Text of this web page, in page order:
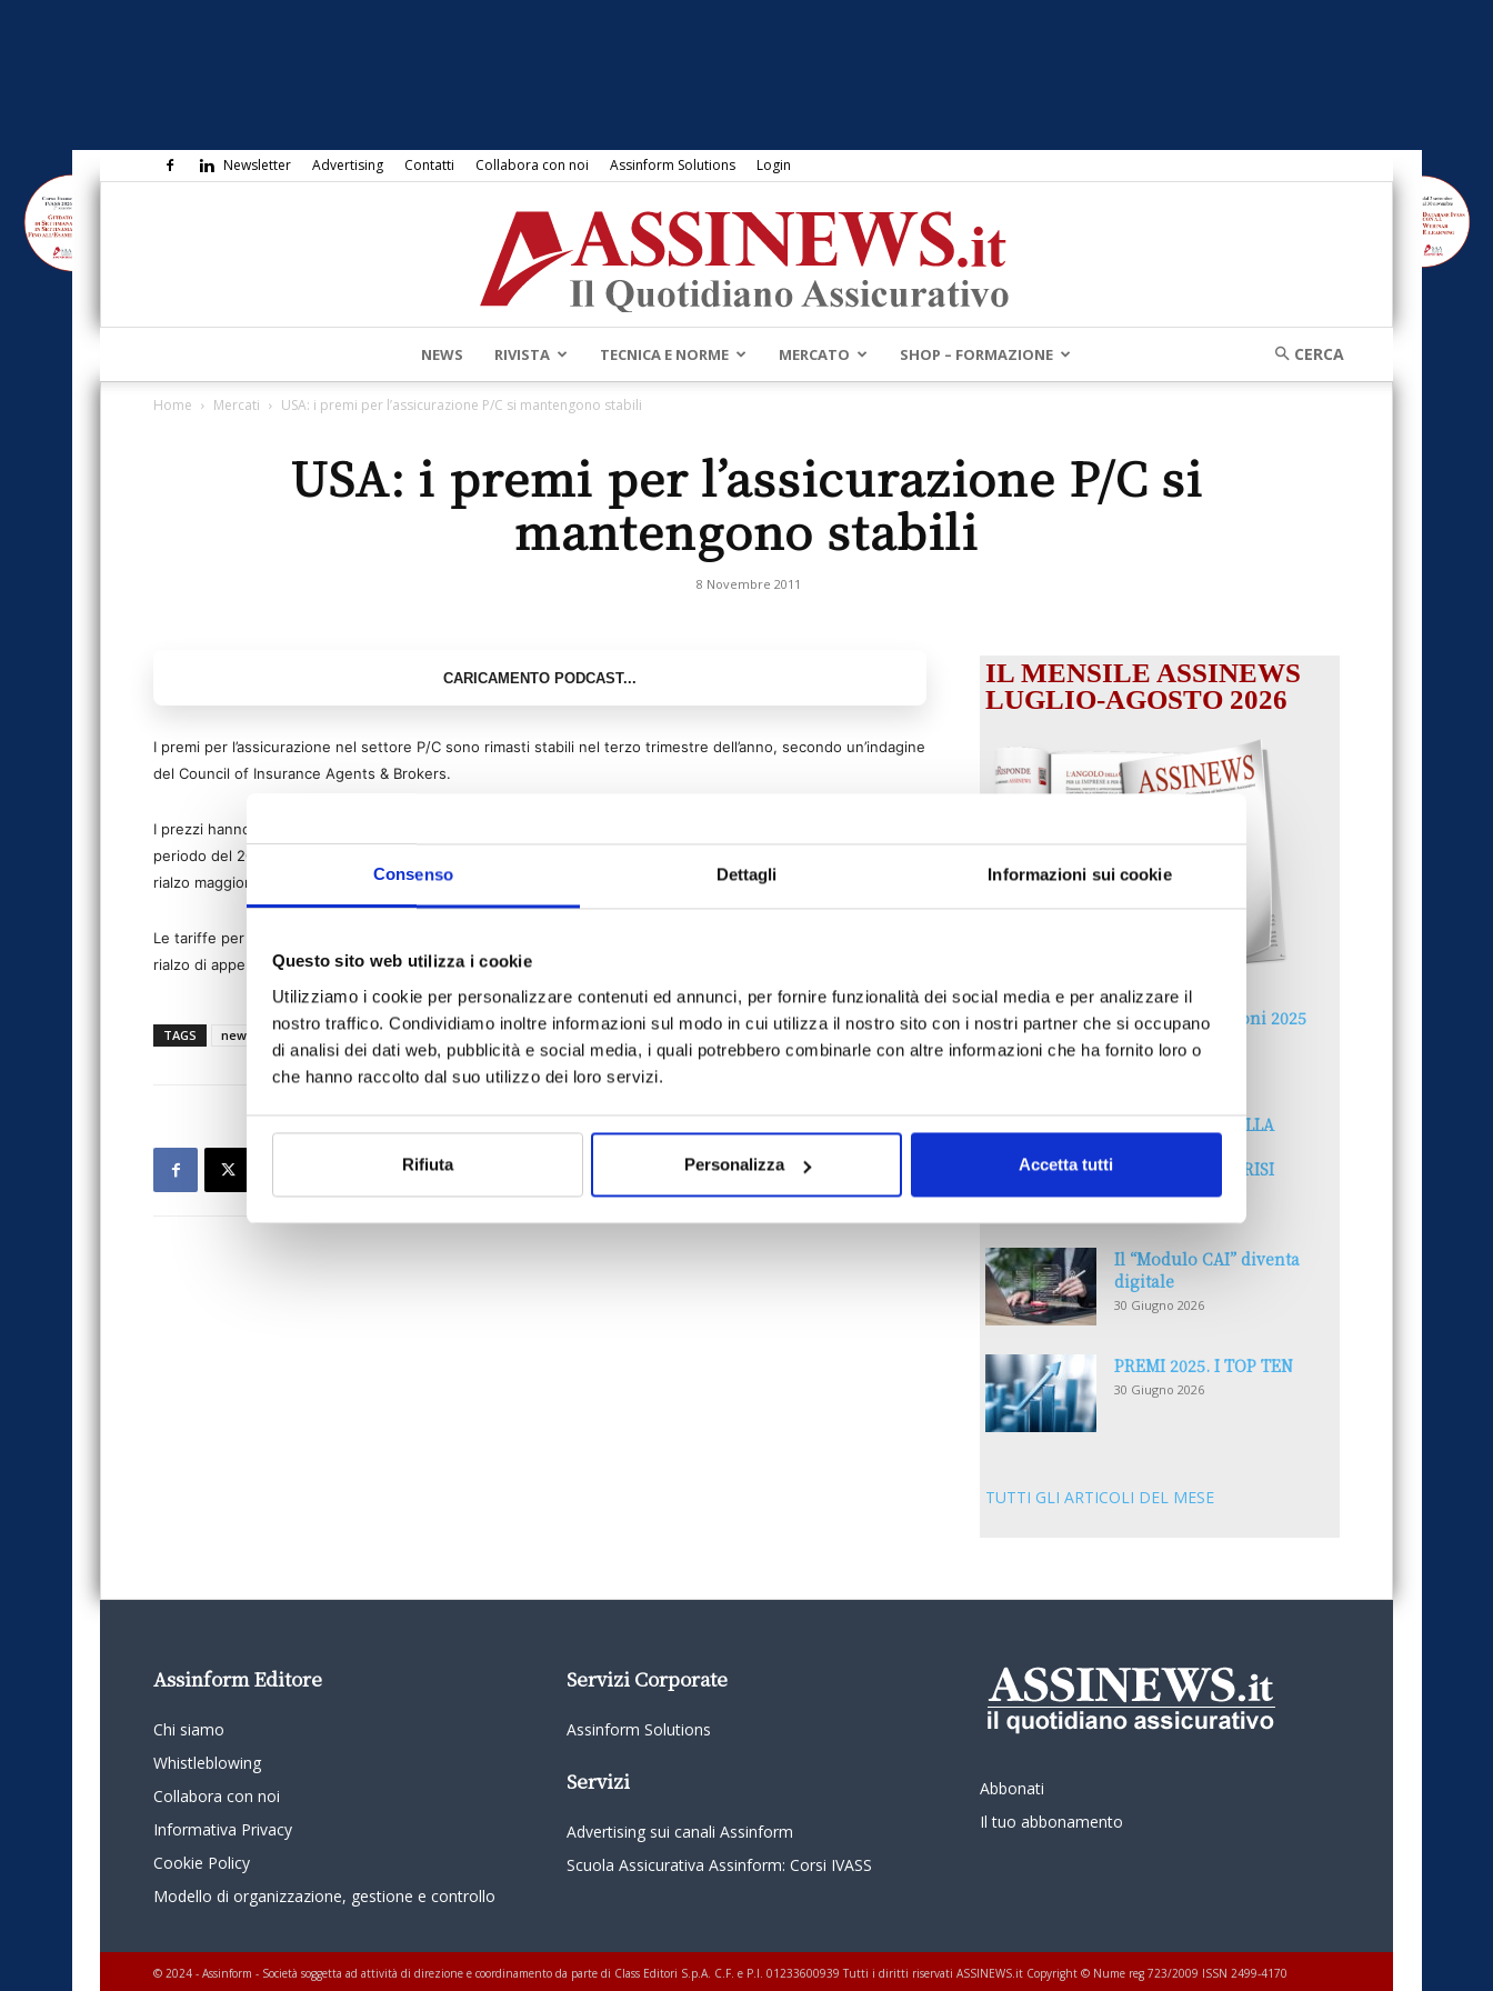
Consenso Dettagli Informazioni sui cookie
Questo sito web utilizza i cookie
Utilizziamo i cookie per personalizzare contenuti ed annunci, per fornire funzionalità dei social media e per analizzare il
nostro traffico. Condividiamo inoltre informazioni sul modo in cui utilizza il nostro sito con i nostri partner che si occupano
di analisi dei dati web, pubblicità e social media, i quali potrebbero combinarle con altre informazioni che ha fornito loro o
che hanno raccolto dal suo utilizzo dei loro servizi.
Rifiuta Personalizza Accetta tutti
Newsletter Advertising Contatti Collabora con noi Assinform Solutions Login
Assinews.it
NEWS RIVISTA TECNICA E NORME MERCATO SHOP – FORMAZIONE
Home Mercati USA: i premi per l’assicurazione P/C si mantengono stabili
USA: i premi per l’assicurazione P/C si
mantengono stabili
8 Novembre 2011
I premi per l’assicurazione nel settore P/C sono rimasti stabili nel terzo trimestre dell’anno, secondo un’indagine
del Council of Insurance Agents & Brokers.
I prezzi hanno registrato in media un aumento dello 0,9%, contro un calo del 5,2% registrato nello stesso
periodo del 2010. Le polizze assicurative dei dipendenti, le cosiddette workers compensation, hanno visto il
rialzo maggiore: + 4,1% rispetto all’anno scorso.
Le tariffe per l’assicurazione property commerciale è aumentata del 3%, mentre la RC generale ha registrato un
rialzo di appena lo 0,2%.
TAGS news
IL MENSILE ASSINEWS
LUGLIO-AGOSTO 2026
Reclami e sanzioni 2025
30 Giugno 2026
LA GESTIONE DELLA
RECENSIONI E CRISI
DIGITALI
Il “Modulo CAI” diventa
digitale
30 Giugno 2026
PREMI 2025. I TOP TEN
30 Giugno 2026
TUTTI GLI ARTICOLI DEL MESE
Assinform Editore
Chi siamo
Whistleblowing
Collabora con noi
Informativa Privacy
Cookie Policy
Modello di organizzazione, gestione e controllo
Servizi Corporate
Assinform Solutions
Servizi
Advertising sui canali Assinform
Scuola Assicurativa Assinform: Corsi IVASS
Abbonati
Il tuo abbonamento
© 2024 - Assinform - Società soggetta ad attività di direzione e coordinamento da parte di Class Editori S.p.A. C.F. e P.I. 01233600939 Tutti i diritti riservati ASSINEWS.it Copyright © Nume reg 723/2009 ISSN 2499-4170